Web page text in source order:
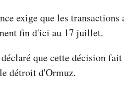
exige que les
fin d'ici au 17 juillet.
que cette décision
détroit d'Ormuz.